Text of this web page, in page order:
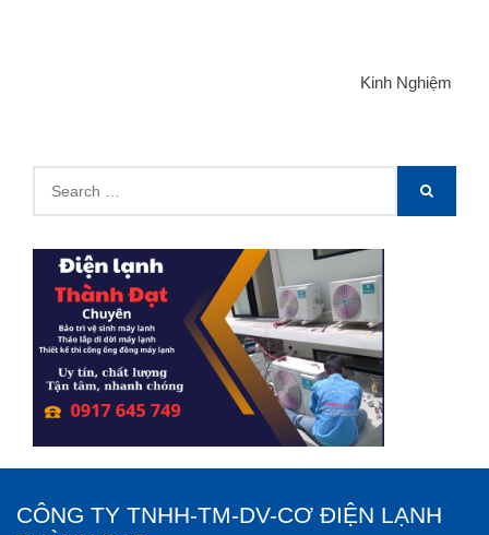
Kinh Nghiệm
for:
SEARCH
CÔNG TY TNHH-TM-DV-CƠ ĐIỆN LẠNH